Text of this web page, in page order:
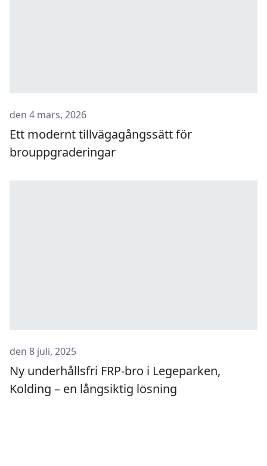
den 4 mars, 2026
Ett modernt tillvägagångssätt för
brouppgraderingar
den 8 juli, 2025
Ny underhållsfri FRP-bro i Legeparken,
Kolding – en långsiktig lösning